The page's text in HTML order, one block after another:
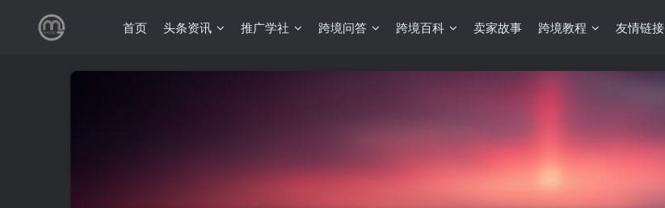
首页 头条资讯 推广学社 跨境问答 跨境百科 卖家故事 跨境教程 友情链接